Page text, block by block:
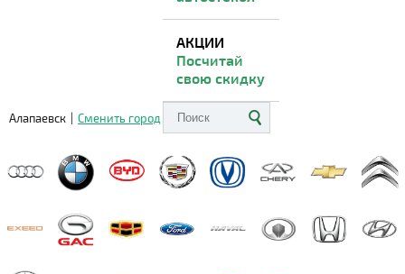
АКЦИИ
Посчитай
свою скидку
Алапаевск | Сменить город